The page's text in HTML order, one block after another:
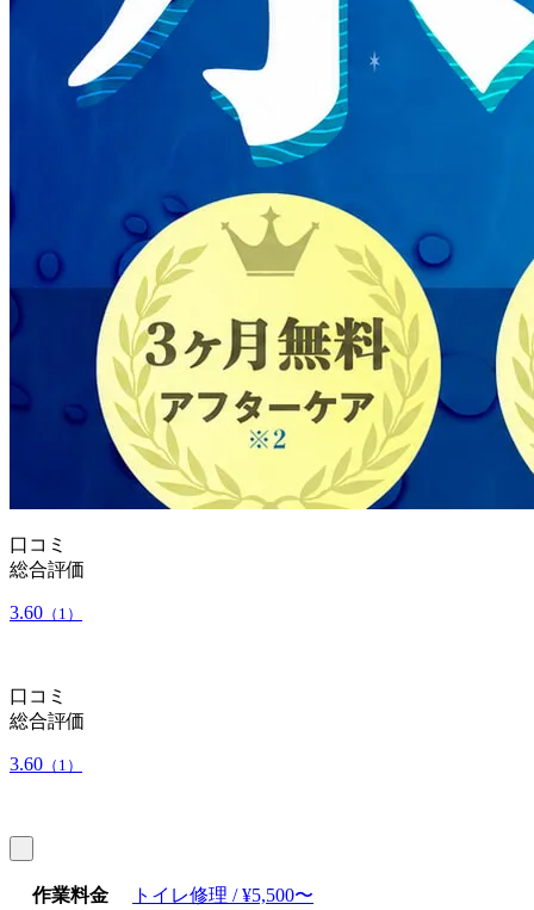
口コミ
総合評価
3.60 （1）
口コミ
総合評価
3.60 （1）
作業料金 トイレ修理 / ¥5,500〜